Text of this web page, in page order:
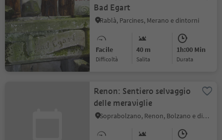
Bad Egart
Rablà, Parcines, Merano e dintorni
Facile
Difficoltà
40 m
Salita
1h:00 Min
durata
Renon: Sentiero selvaggio
delle meraviglie
Soprabolzano, Renon, Bolzano e dintorni